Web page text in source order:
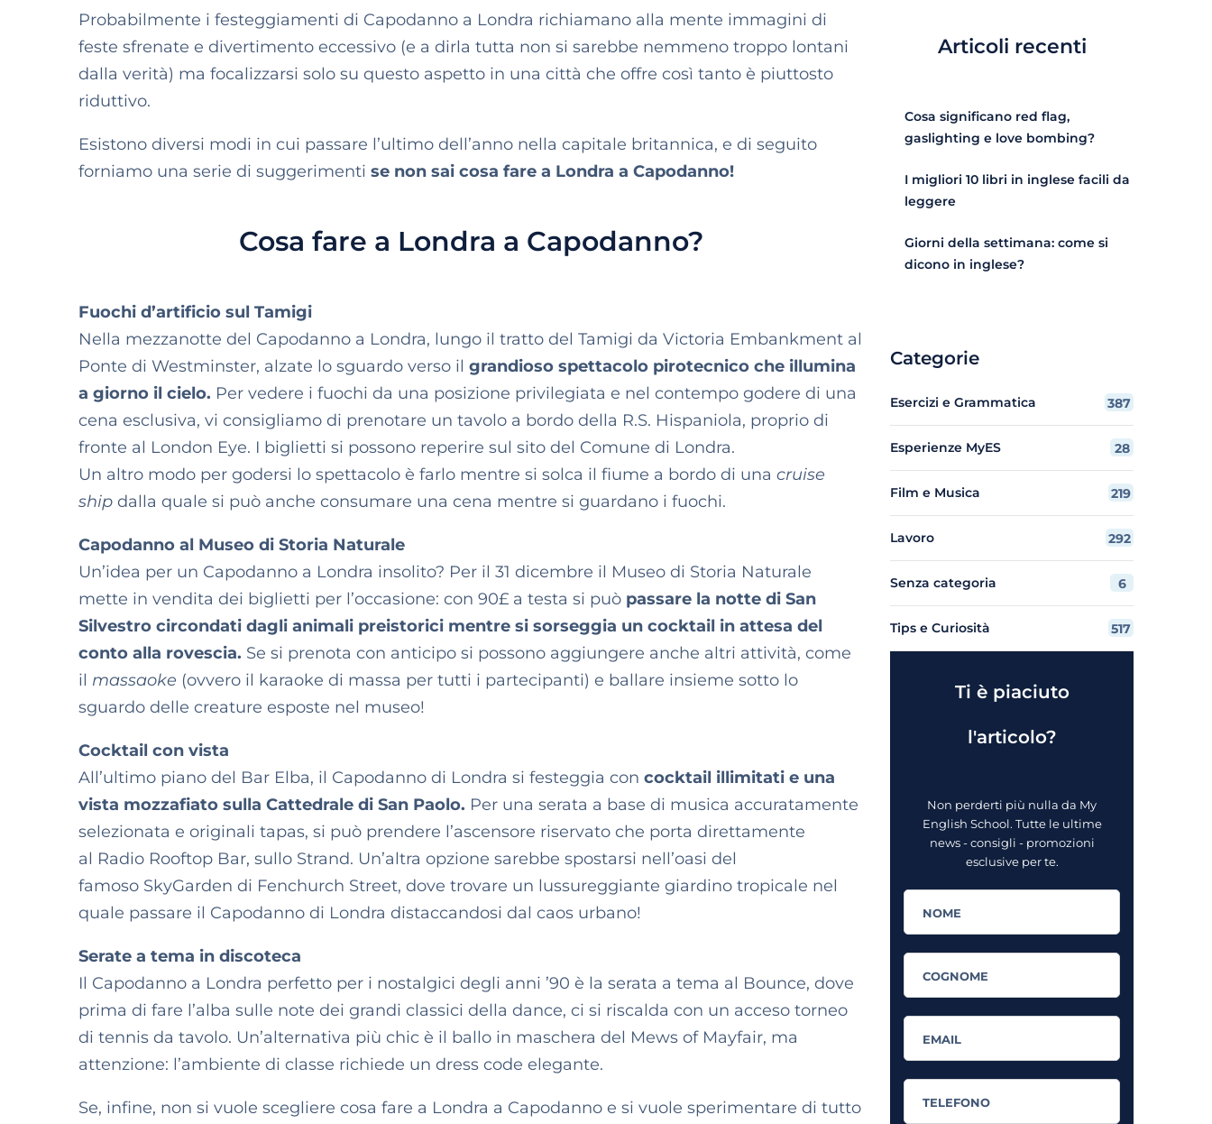
Probabilmente i festeggiamenti di Capodanno a Londra richiamano alla mente immagini di
feste sfrenate e divertimento eccessivo (e a dirla tutta non si sarebbe nemmeno troppo lontani
dalla verità) ma focalizzarsi solo su questo aspetto in una città che offre così tanto è piuttosto
riduttivo.
Esistono diversi modi in cui passare l’ultimo dell’anno nella capitale britannica, e di seguito
forniamo una serie di suggerimenti se non sai cosa fare a Londra a Capodanno!
Cosa fare a Londra a Capodanno?
Fuochi d’artificio sul Tamigi
Nella mezzanotte del Capodanno a Londra, lungo il tratto del Tamigi da Victoria Embankment al
Ponte di Westminster, alzate lo sguardo verso il grandioso spettacolo pirotecnico che illumina
a giorno il cielo. Per vedere i fuochi da una posizione privilegiata e nel contempo godere di una
cena esclusiva, vi consigliamo di prenotare un tavolo a bordo della R.S. Hispaniola, proprio di
fronte al London Eye. I biglietti si possono reperire sul sito del Comune di Londra.
Un altro modo per godersi lo spettacolo è farlo mentre si solca il fiume a bordo di una cruise
ship dalla quale si può anche consumare una cena mentre si guardano i fuochi.
Capodanno al Museo di Storia Naturale
Un’idea per un Capodanno a Londra insolito? Per il 31 dicembre il Museo di Storia Naturale
mette in vendita dei biglietti per l’occasione: con 90£ a testa si può passare la notte di San
Silvestro circondati dagli animali preistorici mentre si sorseggia un cocktail in attesa del
conto alla rovescia. Se si prenota con anticipo si possono aggiungere anche altri attività, come
il massaoke (ovvero il karaoke di massa per tutti i partecipanti) e ballare insieme sotto lo
sguardo delle creature esposte nel museo!
Cocktail con vista
All’ultimo piano del Bar Elba, il Capodanno di Londra si festeggia con cocktail illimitati e una
vista mozzafiato sulla Cattedrale di San Paolo. Per una serata a base di musica accuratamente
selezionata e originali tapas, si può prendere l’ascensore riservato che porta direttamente
al Radio Rooftop Bar, sullo Strand. Un’altra opzione sarebbe spostarsi nell’oasi del
famoso SkyGarden di Fenchurch Street, dove trovare un lussureggiante giardino tropicale nel
quale passare il Capodanno di Londra distaccandosi dal caos urbano!
Serate a tema in discoteca
Il Capodanno a Londra perfetto per i nostalgici degli anni ’90 è la serata a tema al Bounce, dove
prima di fare l’alba sulle note dei grandi classici della dance, ci si riscalda con un acceso torneo
di tennis da tavolo. Un’alternativa più chic è il ballo in maschera del Mews of Mayfair, ma
attenzione: l’ambiente di classe richiede un dress code elegante.
Se, infine, non si vuole scegliere cosa fare a Londra a Capodanno e si vuole sperimentare di tutto
Articoli recenti
Cosa significano red flag,
gaslighting e love bombing?
I migliori 10 libri in inglese facili da
leggere
Giorni della settimana: come si
dicono in inglese?
Categorie
Esercizi e Grammatica 387
Esperienze MyES 28
Film e Musica 219
Lavoro 292
Senza categoria 6
Tips e Curiosità 517
Ti è piaciuto
l'articolo?
Non perderti più nulla da My
English School. Tutte le ultime
news - consigli - promozioni
esclusive per te.